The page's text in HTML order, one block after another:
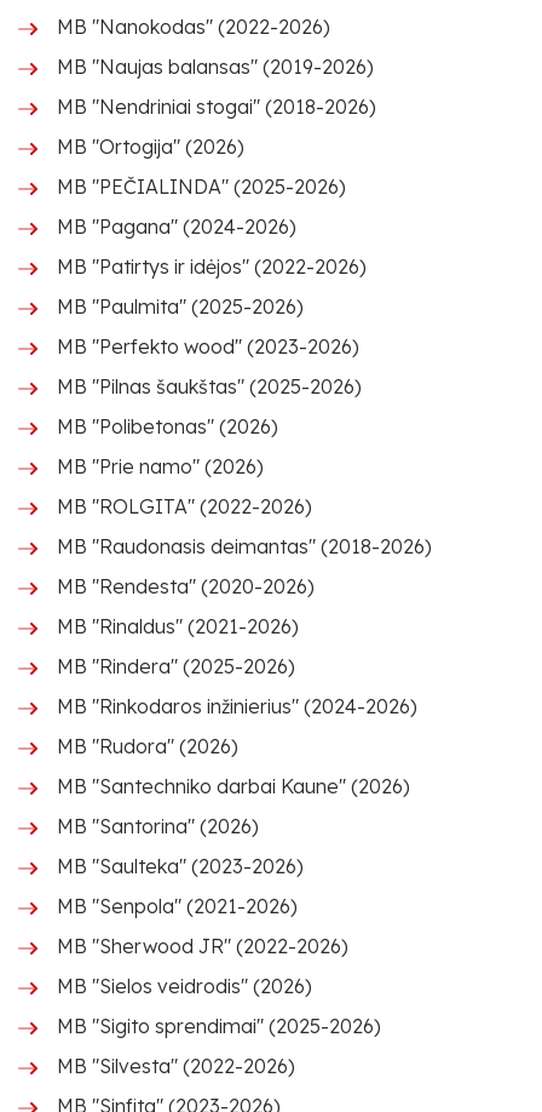
MB "Nanokodas" (2022-2026)
MB "Naujas balansas" (2019-2026)
MB "Nendriniai stogai" (2018-2026)
MB "Ortogija" (2026)
MB "PEČIALINDA" (2025-2026)
MB "Pagana" (2024-2026)
MB "Patirtys ir idėjos" (2022-2026)
MB "Paulmita" (2025-2026)
MB "Perfekto wood" (2023-2026)
MB "Pilnas šaukštas" (2025-2026)
MB "Polibetonas" (2026)
MB "Prie namo" (2026)
MB "ROLGITA" (2022-2026)
MB "Raudonasis deimantas" (2018-2026)
MB "Rendesta" (2020-2026)
MB "Rinaldus" (2021-2026)
MB "Rindera" (2025-2026)
MB "Rinkodaros inžinierius" (2024-2026)
MB "Rudora" (2026)
MB "Santechniko darbai Kaune" (2026)
MB "Santorina" (2026)
MB "Saulteka" (2023-2026)
MB "Senpola" (2021-2026)
MB "Sherwood JR" (2022-2026)
MB "Sielos veidrodis" (2026)
MB "Sigito sprendimai" (2025-2026)
MB "Silvesta" (2022-2026)
MB "Sinfita" (2023-2026)